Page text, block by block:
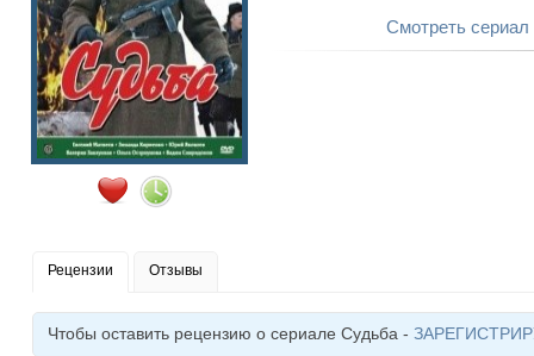
Смотреть
Рецензии
Чтобы оставить рецензию о сериале Судьба -
Отзывы